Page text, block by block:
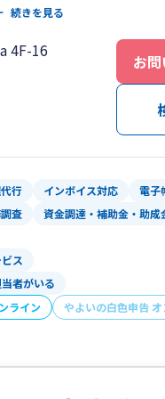
で、常に高品質なサ
い」、「税理士本人
用してスピーディな
対応いたしますので
みでなく各種支援制
続きを見る
4F-16
お
行 インボイス対応
電子
査
資金調達・補助金・助成
ス
者がいる
ライン
やよいの白色申告 オ